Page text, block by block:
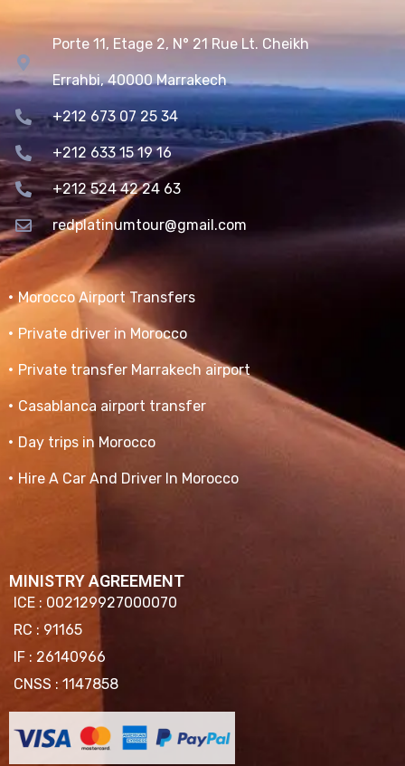
Porte 11, Etage 2, N° 21 Rue Lt. Cheikh
Errahbi, 40000 Marrakech
+212 673 07 25 34
+212 633 15 19 16
+212 524 42 24 63
redplatinumtour@gmail.com
Morocco Airport Transfers
Private driver in Morocco
Private transfer Marrakech airport
Casablanca airport transfer
Day trips in Morocco
Hire A Car And Driver In Morocco
MINISTRY AGREEMENT
ICE : 002129927000070
RC : 91165
IF : 26140966
CNSS : 1147858